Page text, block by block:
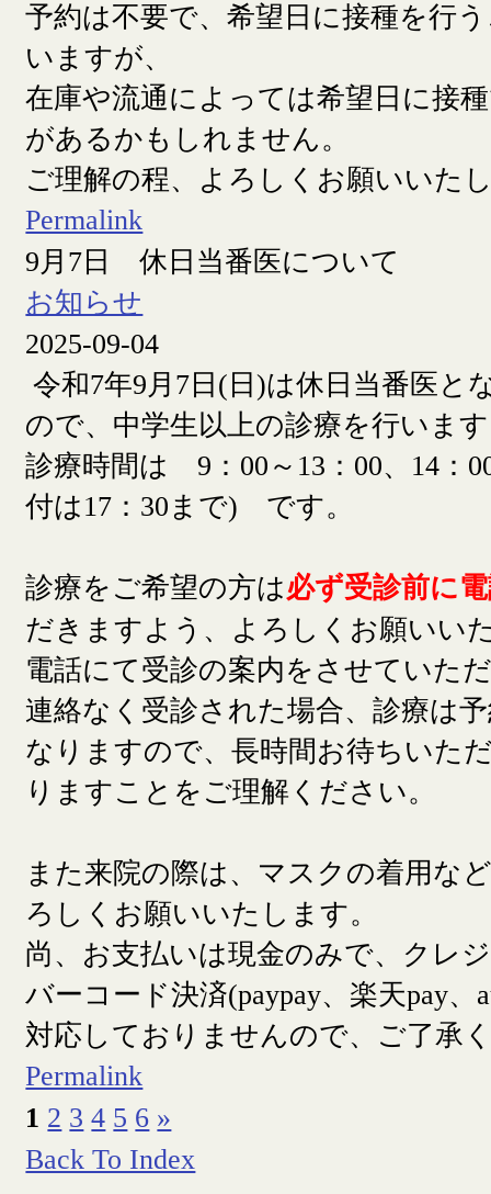
予約は不要で、希望日に接種を行
いますが、
在庫や流通によっては希望日に接
があるかもしれません。
ご理解の程、よろしくお願いいた
Permalink
9月7日 休日当番医について
お知らせ
2025-09-04
令和7年9月7日(日)は休日当番医と
ので、中学生以上の診療を行います
診療時間は 9：00～13：00、14：
付は17：30まで) です。
診療をご希望の方は必ず受診前に
だきますよう、よろしくお願いい
電話にて受診の案内をさせていた
連絡なく受診された場合、診療は
なりますので、長時間お待ちいた
りますことをご理解ください。
また来院の際は、マスクの着用な
ろしくお願いいたします。
尚、お支払いは現金のみで、クレ
バーコード決済(paypay、楽天pay、
対応しておりませんので、ご了承
Permalink
1 2 3 4 5 6 »
Back To Index